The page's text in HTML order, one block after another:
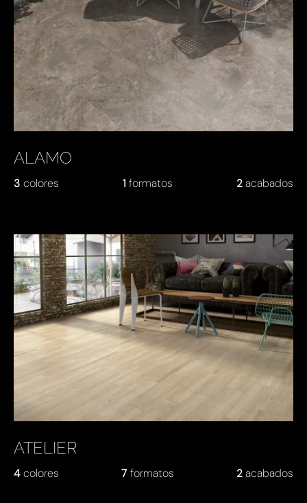
KEY PRODUCTS
ALAMO
3 colores 1 formatos 2acabados
ATELIER
4colores 7 formatos 2acabados